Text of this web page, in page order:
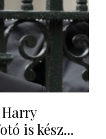
is kész...